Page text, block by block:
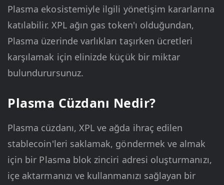
Plasma ekosistemiyle ilgili yönetişim kararlarına
katılabilir. XPL ağın gas token'ı olduğundan,
Plasma üzerinde varlıkları taşırken ücretleri
karşılamak için elinizde küçük bir miktar
bulundurursunuz.
Plasma Cüzdanı Nedir?
Plasma cüzdanı, XPL ve ağda ihraç edilen
stablecoin'leri saklamak, göndermek ve almak
için bir Plasma blok zinciri adresi oluşturmanızı,
içe aktarmanızı ve kullanmanızı sağlayan bir